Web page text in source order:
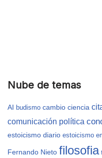
Nube de temas
AI budismo cambio ciencia
comunicación política
estoicismo diario estoicismo
Fernando Nieto filosofia